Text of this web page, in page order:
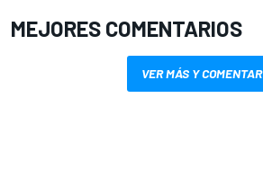
MEJORES COMENTARIOS
VER MÁS Y COMENTAR